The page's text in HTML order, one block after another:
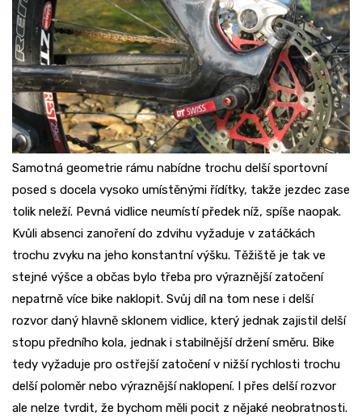
Samotná geometrie rámu nabídne trochu delší sportovní
posed s docela vysoko umístěnými řídítky, takže jezdec zase
tolik neleží. Pevná vidlice neumístí předek níž, spíše naopak.
Kvůli absenci zanoření do zdvihu vyžaduje v zatáčkách
trochu zvyku na jeho konstantní výšku. Těžiště je tak ve
stejné výšce a občas bylo třeba pro výraznější zatočení
nepatrně více bike naklopit. Svůj díl na tom nese i delší
rozvor daný hlavně sklonem vidlice, který jednak zajistil delší
stopu předního kola, jednak i stabilnější držení směru. Bike
tedy vyžaduje pro ostřejší zatočení v nižší rychlosti trochu
delší poloměr nebo výraznější naklopení. I přes delší rozvor
ale nelze tvrdit, že bychom měli pocit z nějaké neobratnosti.